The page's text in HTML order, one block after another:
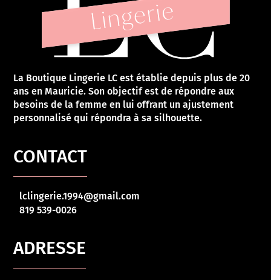
La Boutique Lingerie LC est établie depuis plus de 20
ans en Mauricie. Son objectif est de répondre aux
besoins de la femme en lui offrant un ajustement
personnalisé qui répondra à sa silhouette.
CONTACT
lclingerie.1994@gmail.com
819 539-0026
ADRESSE